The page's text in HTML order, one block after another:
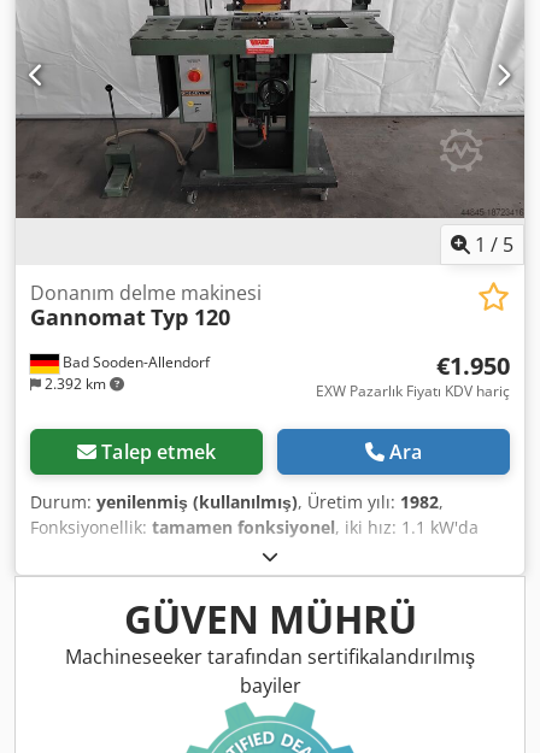
1 / 5
Bad Sooden-Allendorf
2.392 km
Donanım delme makinesi
GannomatTyp 120
€1.950
EXW Pazarlık Fiyatı KDV hariç
Talep etmek Ara
Durum: yenilenmiş (kullanılmış), Üretim yılı: 1982,
Fonksiyonellik: tamamen fonksiyonel, iki hız: 1.1 kW'da
1400 rpm, 1.5 kW'da 2800 rpm Basınçlı hava bağlantısı 6
bar ayak valfli tam otomatik pnömatik kontrol Dedpfxev
Npw Ee Ah Tjck "Talaş kaldırma" programı için ek anahtar
7+2 delme mili aralığı 32 mm olan T-matkap kafası Şaft
çapı matkap 10 mm Kilit mekanizmalı 90° döner şasi
GÜVEN MÜHRÜ
Machineseeker tarafından sertifikalandırılmış
bayiler